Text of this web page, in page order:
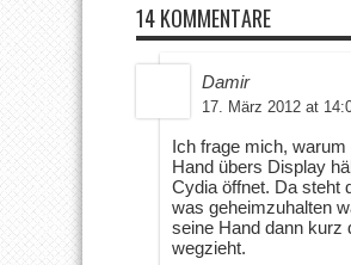
14 KOMMENTARE
Damir
17. März 2012 at
Ich frage mich,
Hand übers Display
Cydia öffnet. Da steht
was geheimzuhalten
seine Hand dann kurz
wegzieht.